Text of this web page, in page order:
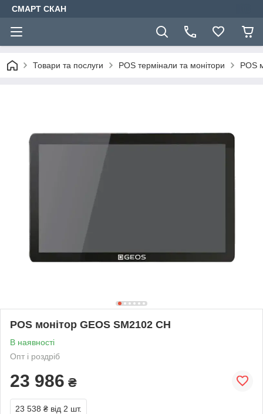
СМАРТ СКАН
Товари та послуги POS термінали та монітори POS
POS монітор GEOS SM2102 CH
В наявності
Опт і роздріб
23 986 ₴
23 538 ₴ від 2 шт.